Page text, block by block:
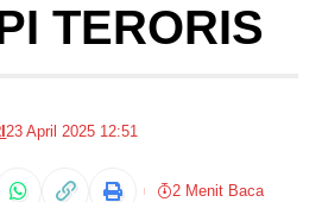
TERORIS
23 April 2025 12:51
2 Menit Baca